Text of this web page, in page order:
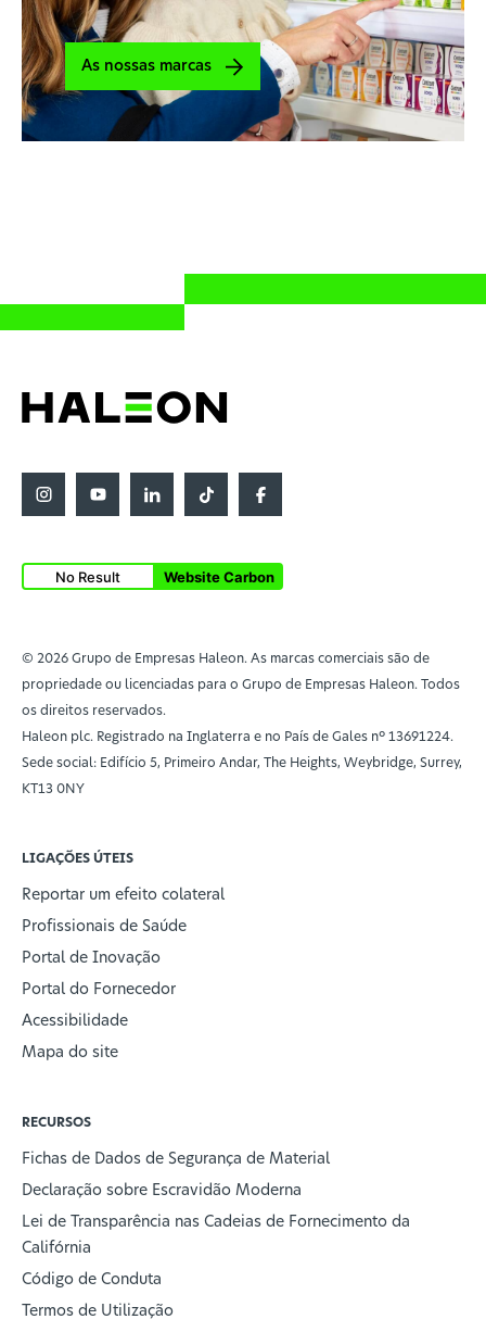
As nossas marcas
No Result Website Carbon
© 2026 Grupo de Empresas Haleon. As marcas comerciais são de
propriedade ou licenciadas para o Grupo de Empresas Haleon. Todos
os direitos reservados.
Haleon plc. Registrado na Inglaterra e no País de Gales nº 13691224.
Sede social: Edifício 5, Primeiro Andar, The Heights, Weybridge, Surrey,
KT13 0NY
LIGAÇÕES ÚTEIS
Reportar um efeito colateral
Profissionais de Saúde
Portal de Inovação
Portal do Fornecedor
Acessibilidade
Mapa do site
RECURSOS
Fichas de Dados de Segurança de Material
Declaração sobre Escravidão Moderna
Lei de Transparência nas Cadeias de Fornecimento da
Califórnia
Código de Conduta
Termos de Utilização